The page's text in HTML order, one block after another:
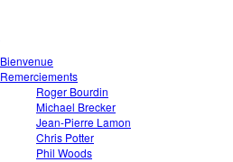
Bienvenue
Remerciements
Roger Bourdin
Michael Brecker
Jean-Pierre Lamon
Chris Potter
Phil Woods